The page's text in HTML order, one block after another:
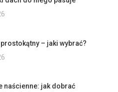
prostokątny – jaki wybrać?
naścienne: jak dobrać